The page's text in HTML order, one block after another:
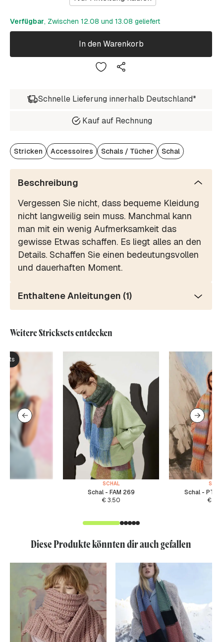
Verfügbar, Zwischen 12.08 und 13.08 geliefert
In den Warenkorb
Schnelle Lieferung innerhalb Deutschland*
Kauf auf Rechnung
Stricken Accessoires Schals / Tücher Schal
Beschreibung
Vergessen Sie nicht, dass bequeme Kleidung
nicht langweilig sein muss. Manchmal kann
man mit ein wenig Aufmerksamkeit das
gewisse Etwas schaffen. Es liegt alles an den
Details. Schaffen Sie einen bedeutungsvollen
und dauerhaften Moment.
Enthaltene Anleitungen (1)
Weitere Stricksets entdecken
SCHAL
Schal - FAM 269
€3.50
Schal - PTO
€
Diese Produkte könnten dir auch gefallen